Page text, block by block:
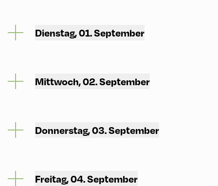
Dienstag, 01. September
Mittwoch, 02. September
Donnerstag, 03. September
Freitag, 04. September